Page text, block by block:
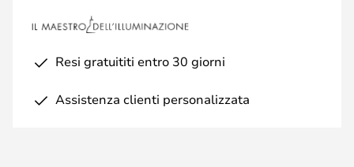
Resi gratuititi entro 30 giorni
Assistenza clienti personalizzata